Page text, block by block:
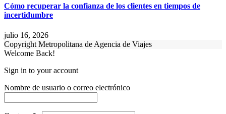
Cómo recuperar la confianza de los clientes en tiempos de
incertidumbre
julio 16, 2026
Copyright Metropolitana de Agencia de Viajes
Welcome Back!
Sign in to your account
Nombre de usuario o correo electrónico